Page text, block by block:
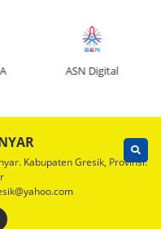
ASN Digital
Kabupaten Gresik, Provinsi: